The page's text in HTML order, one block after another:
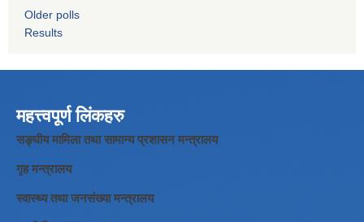
Older polls
Results
महत्त्वपूर्ण लिंकहरु
सङ्घीय मामिला तथा सामान्य प्रशासन मन्त्रालय
गृह मन्त्रालय
स्वास्थ्य तथा जनसंख्या मन्त्रालय